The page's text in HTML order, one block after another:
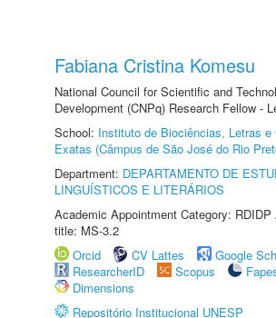
Fabiana Cristina Komesu
National Council for Scientific and
Development (CNPq) Research Fellow -
School: Instituto de Biociências, Letras e
Exatas (Câmpus de São José do Rio
Department: DEPARTAMENTO DE
LINGUÍSTICOS E LITERÁRIOS
Academic Appointment Category: RDIDP
title: MS-3.2
Orcid
CV Lattes
Google
ResearcherID
Scopus
Dimensions
Repositório Institucional UNESP